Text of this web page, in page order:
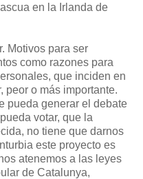
en la Irlanda de
Motivos para ser
como razones para
que inciden en
peor o más importante.
pueda generar el debate
votar, que la
no tiene que darnos
este proyecto es
atenemos a las leyes
de Catalunya,